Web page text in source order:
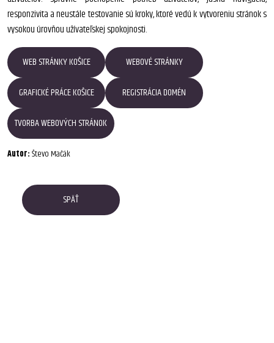
responzivita a neustále testovanie sú kroky, ktoré vedú k vytvoreniu stránok s
vysokou úrovňou užívateľskej spokojnosti.
WEB STRÁNKY KOŠICE
WEBOVÉ STRÁNKY
GRAFICKÉ PRÁCE KOŠICE
REGISTRÁCIA DOMÉN
TVORBA WEBOVÝCH STRÁNOK
Autor:Števo Mačák
SPÄŤ